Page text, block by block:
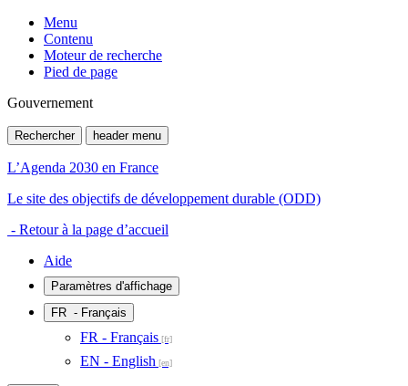
Menu
Contenu
Moteur de recherche
Pied de page
Gouvernement
Rechercher header menu
L’Agenda 2030 en France
Le site des objectifs de développement durable (ODD)
- Retour à la page d’accueil
Aide
Paramètres d'affichage
FR - Français
FR - Français
EN - English